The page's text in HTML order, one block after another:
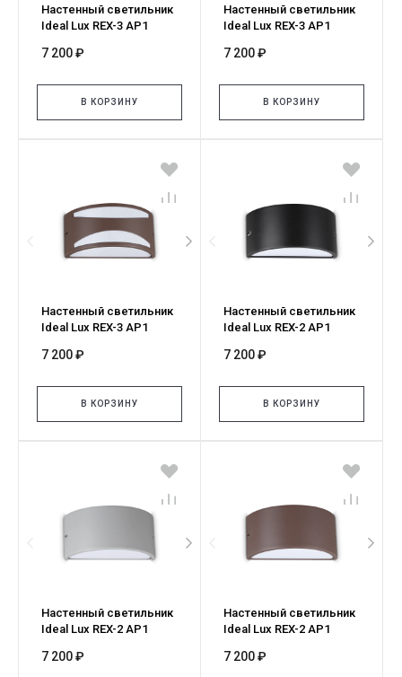
Настенный светильник
Ideal Lux REX-3 AP1
7 200 ₽
В КОРЗИНУ
Настенный светильник
Ideal Lux REX-3 AP1
7 200 ₽
В КОРЗИНУ
Настенный светильник
Ideal Lux REX-3 AP1
7 200 ₽
В КОРЗИНУ
Настенный светильник
Ideal Lux REX-2 AP1
7 200 ₽
В КОРЗИНУ
Настенный светильник
Ideal Lux REX-2 AP1
7 200 ₽
Настенный светильник
Ideal Lux REX-2 AP1
7 200 ₽